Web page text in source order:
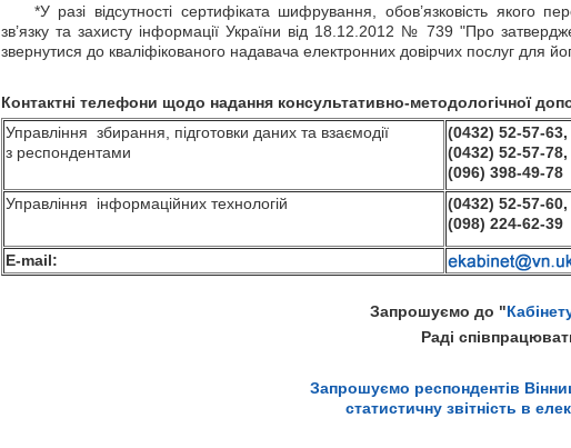
*У разі відсутності сертифіката шифрування, обов’язковість якого
зв’язку та захисту інформації України від 18.12.2012 № 739 "Про
звернутися до кваліфікованого надавача електронних довірчих послуг для
Контактні телефони щодо надання консультативно-методологічної
Управління збирання, підготовки даних та взаємодії
з респондентами
(0432) 52-57-63,
(0432) 52-57-78,
(096) 398-49-78
Управління інформаційних технологій (0432) 52-57-60,
(098) 224-62-39
E-mail:
Запрошуємо до "
Раді
Запрошуємо респондентів
статистичну звітність в